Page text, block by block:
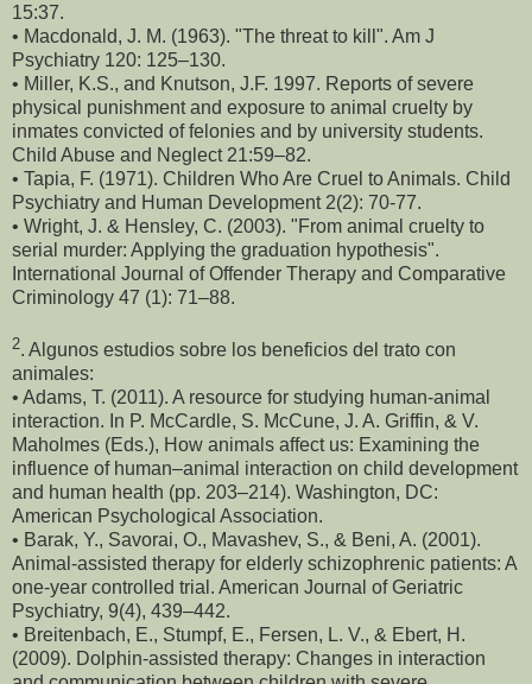
15:37.
• Macdonald, J. M. (1963). "The threat to kill". Am J
Psychiatry 120: 125–130.
• Miller, K.S., and Knutson, J.F. 1997. Reports of severe
physical punishment and exposure to animal cruelty by
inmates convicted of felonies and by university students.
Child Abuse and Neglect 21:59–82.
• Tapia, F. (1971). Children Who Are Cruel to Animals. Child
Psychiatry and Human Development 2(2): 70-77.
• Wright, J. & Hensley, C. (2003). "From animal cruelty to
serial murder: Applying the graduation hypothesis".
International Journal of Offender Therapy and Comparative
Criminology 47 (1): 71–88.
2. Algunos estudios sobre los beneficios del trato con
animales:
• Adams, T. (2011). A resource for studying human-animal
interaction. In P. McCardle, S. McCune, J. A. Griffin, & V.
Maholmes (Eds.), How animals affect us: Examining the
influence of human–animal interaction on child development
and human health (pp. 203–214). Washington, DC:
American Psychological Association.
• Barak, Y., Savorai, O., Mavashev, S., & Beni, A. (2001).
Animal-assisted therapy for elderly schizophrenic patients: A
one-year controlled trial. American Journal of Geriatric
Psychiatry, 9(4), 439–442.
• Breitenbach, E., Stumpf, E., Fersen, L. V., & Ebert, H.
(2009). Dolphin-assisted therapy: Changes in interaction